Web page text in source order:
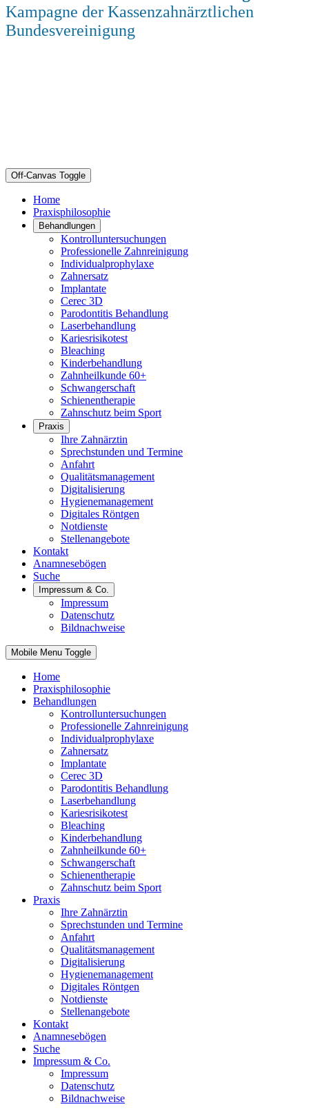
Kampagne der Kassenzahnärztlichen
Bundesvereinigung
Off-Canvas Toggle
Home
Praxisphilosophie
Behandlungen
Kontrolluntersuchungen
Professionelle Zahnreinigung
Individualprophylaxe
Zahnersatz
Implantate
Cerec 3D
Parodontitis Behandlung
Laserbehandlung
Kariesrisikotest
Bleaching
Kinderbehandlung
Zahnheilkunde 60+
Schwangerschaft
Schienentherapie
Zahnschutz beim Sport
Praxis
Ihre Zahnärztin
Sprechstunden und Termine
Anfahrt
Qualitätsmanagement
Digitalisierung
Hygienemanagement
Digitales Röntgen
Notdienste
Stellenangebote
Kontakt
Anamnesebögen
Suche
Impressum & Co.
Impressum
Datenschutz
Bildnachweise
Mobile Menu Toggle
Home
Praxisphilosophie
Behandlungen
Kontrolluntersuchungen
Professionelle Zahnreinigung
Individualprophylaxe
Zahnersatz
Implantate
Cerec 3D
Parodontitis Behandlung
Laserbehandlung
Kariesrisikotest
Bleaching
Kinderbehandlung
Zahnheilkunde 60+
Schwangerschaft
Schienentherapie
Zahnschutz beim Sport
Praxis
Ihre Zahnärztin
Sprechstunden und Termine
Anfahrt
Qualitätsmanagement
Digitalisierung
Hygienemanagement
Digitales Röntgen
Notdienste
Stellenangebote
Kontakt
Anamnesebögen
Suche
Impressum & Co.
Impressum
Datenschutz
Bildnachweise